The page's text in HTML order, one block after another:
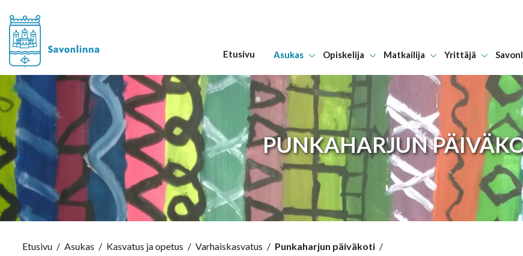
Hyppää sisältöön
Etusivu Asukas Opiskelija Matkailija Yrittäjä
PUNKAHARJUN
Etusivu / Asukas / Kasvatus ja opetus / Varhaiskasvatus / Punkaharjun päiväkoti /